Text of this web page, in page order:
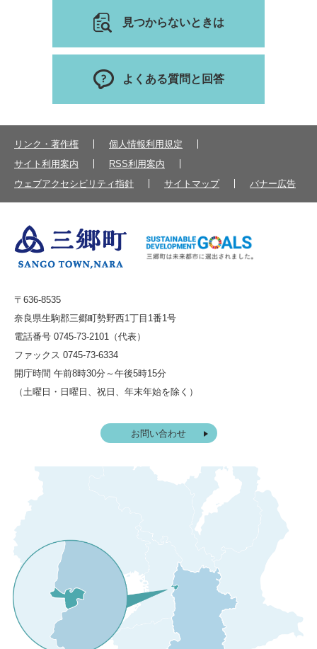
見つからないときは
よくある質問と回答
リンク・著作権
個人情報利用規定
サイト利用案内
RSS利用案内
ウェブアクセシビリティ指針
サイトマップ バナー広告
〒636-8535
奈良県生駒郡三郷町勢野西1丁目1番1号
電話番号 0745-73-2101（代表）
ファックス 0745-73-6334
開庁時間 午前8時30分～午後5時15分
（土曜日・日曜日、祝日、年末年始を除く）
お問い合わせ